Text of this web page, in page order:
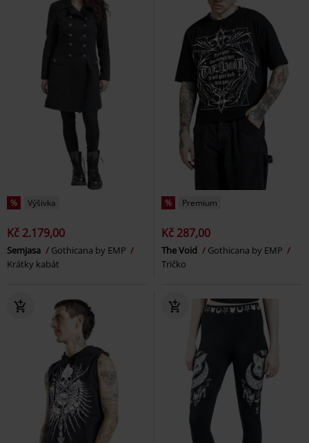
% Výšivka
Kč 2.179,00
Semjasa
Gothicana by EMP
Krátky kabát
% Premium
Kč 287,00
The Void
Gothicana by EMP
Tričko